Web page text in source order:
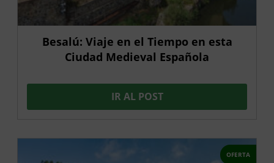
Besalú: Viaje en el Tiempo en esta
Ciudad Medieval Española
IR AL POST
OFERTA